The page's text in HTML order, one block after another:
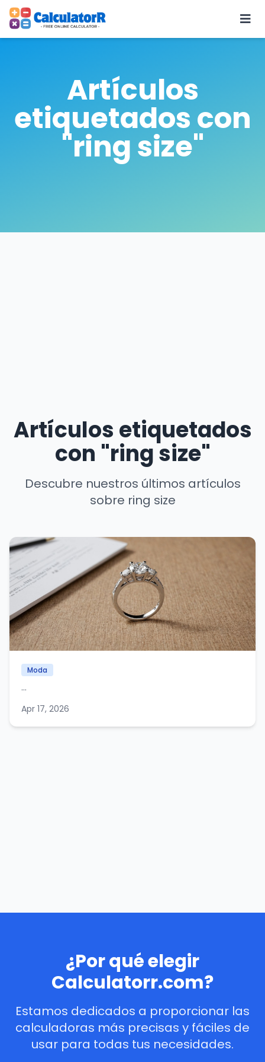
Artículos
etiquetados con
"ring size"
Artículos etiquetados
con "ring size"
Descubre nuestros últimos artículos
sobre ring size
Moda
...
Apr 17, 2026
¿Por qué elegir
Calculatorr.com?
Estamos dedicados a proporcionar las
calculadoras más precisas y fáciles de
usar para todas tus necesidades.